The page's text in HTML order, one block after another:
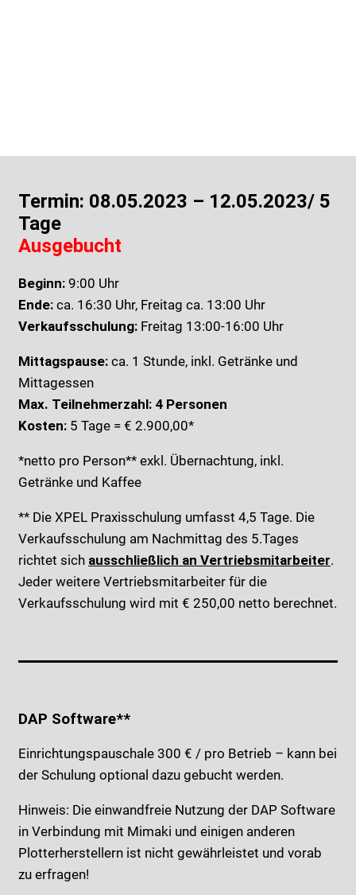
Termin: 08.05.2023 – 12.05.2023/ 5
Tage
Ausgebucht
Beginn: 9:00 Uhr
Ende: ca. 16:30 Uhr, Freitag ca. 13:00 Uhr
Verkaufsschulung: Freitag 13:00-16:00 Uhr
Mittagspause: ca. 1 Stunde, inkl. Getränke und
Mittagessen
Max. Teilnehmerzahl: 4 Personen
Kosten: 5 Tage = € 2.900,00*
*netto pro Person** exkl. Übernachtung, inkl.
Getränke und Kaffee
** Die XPEL Praxisschulung umfasst 4,5 Tage. Die
Verkaufsschulung am Nachmittag des 5.Tages
richtet sich ausschließlich an Vertriebsmitarbeiter.
Jeder weitere Vertriebsmitarbeiter für die
Verkaufsschulung wird mit € 250,00 netto berechnet.
DAP Software**
Einrichtungspauschale 300 € / pro Betrieb – kann bei
der Schulung optional dazu gebucht werden.
Hinweis: Die einwandfreie Nutzung der DAP Software
in Verbindung mit Mimaki und einigen anderen
Plotterherstellern ist nicht gewährleistet und vorab
zu erfragen!